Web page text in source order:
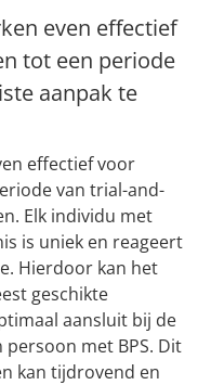
even effectief
tot een periode
aanpak te
effectief voor
van trial-and-
Elk individu met
is uniek en reageert
Hierdoor kan het
geschikte
aansluit bij de
met BPS. Dit
kan tijdrovend en